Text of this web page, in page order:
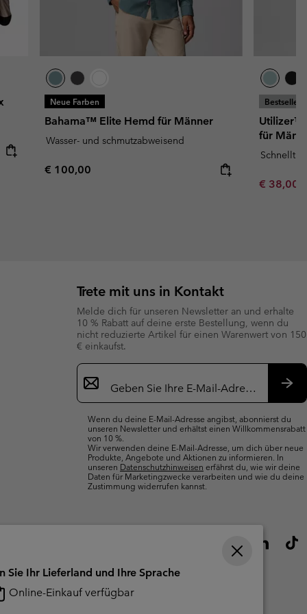
Neue Farben
Bahama™ Elite Hemd für Männer
Wasser- und schmutzabweisend
Regular price:
€ 100,00
Bestseller
Utilizer™
für
€ 38,00
Trete mit uns in Kontakt
Melde dich für unseren Newsletter an und erhalte
10 % Rabatt auf deine erste Bestellung, wenn du
nicht reduzierte Artikel für einen Warenwert von 150
€ einkaufst.
Newsletter-
Anmeldung
Wenn du deine E-Mail-Adresse angibst, abonnierst du
unseren Newsletter und erhältst einen Willkommensrabatt
von 10 %.
Wir verwenden deine E-Mail-Adresse, um dich über neue
Produkte, Angebote und Aktionen zu informieren. In
unseren Datenschutzhinweisen erfährst du, wie wir deine
Daten für Marketingzwecke verarbeiten und wie du deine
Zustimmung widerrufen kannst.
Sie Ihr Lieferland und Ihre Sprache
Online-Einkauf verfügbar